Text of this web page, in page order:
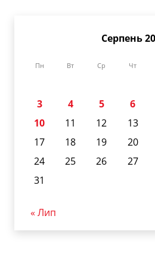
Серпень
Пн Вт Ср Чт
3
4 5 6
10
11 12 13
17
18 19 20
24
25 26 27
31
« Лип